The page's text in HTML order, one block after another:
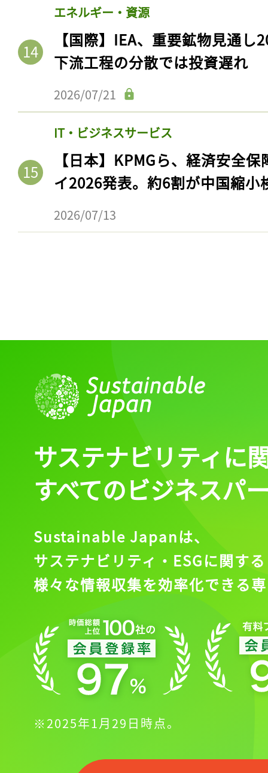
エネルギー・資源
【国際】IEA、重要鉱物見通
下流工程の分散では投資遅れ
2026/07/21
IT・ビジネスサービス
【日本】KPMGら、経済安全
イ2026発表。約6割が中国縮小
2026/07/13
記事をお気に入りに
ログインが必
会員登録
サステナビリティに
すべてのビジネスパ
Sustainable Japanは、
サステナビリティ・ESGに関する
様々な情報収集を効率化できる
※2025年1月29日時点。